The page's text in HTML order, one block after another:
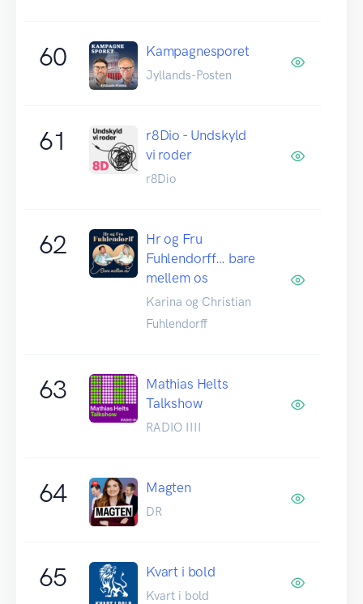
60 Kampagnesporet
Jyllands-Posten
61
r8Dio - Undskyld
vi roder
r8Dio
62
Hr og Fru
Fuhlendorff… bare
mellem os
Karina og Christian
Fuhlendorff
63
Mathias Helts
Talkshow
RADIO IIII
64 Magten
DR
65 Kvart i bold
Kvart i bold